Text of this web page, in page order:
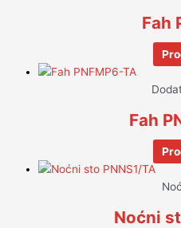
Fah
Fah
Noćni